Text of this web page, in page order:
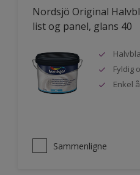
Nordsjö Original
list og panel, glans 40
Fyldig
Enkel
Sammenligne